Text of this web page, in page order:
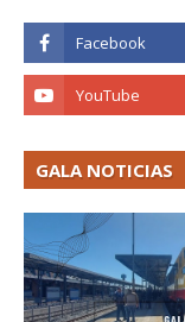
GALA NOTICIAS